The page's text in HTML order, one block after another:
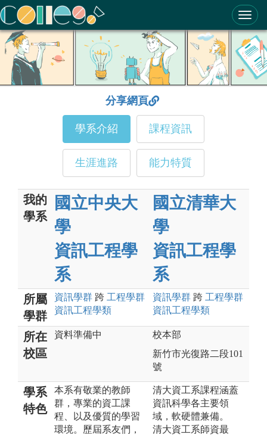
ColleGo! 大學選才與高中育才輔助系統
分享網頁
學系介紹 課程資訊
生涯進路 能力特質
我的
學系
國立中央大
學
資訊工程學
系
國立清華大
學
資訊工程學
系
所屬
學群
資訊學群 跨 工程學群
資訊工程學類
資訊學群 跨 工程學群
資訊工程學類
所在
校區
資料準備中
校本部
新竹市光復路二段101
號
學系
特色
本系有敬業的教師
群，專業的資工課
程、以及優質的學習
環境。歷屆系友們，
清大資工系課程涵蓋
資訊科學各主要領
域，軟硬體兼備。
清大資工系師資最